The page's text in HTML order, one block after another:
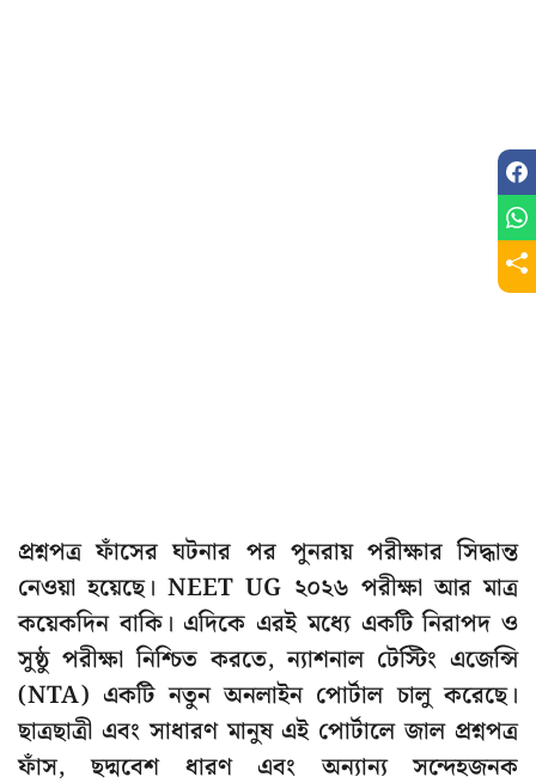
প্রশ্নপত্র ফাঁসের ঘটনার পর পুনরায় পরীক্ষার সিদ্ধান্ত
নেওয়া হয়েছে। NEET UG ২০২৬ পরীক্ষা আর মাত্র
কয়েকদিন বাকি। এদিকে এরই মধ্যে একটি নিরাপদ ও
সুষ্ঠু পরীক্ষা নিশ্চিত করতে, ন্যাশনাল টেস্টিং এজেন্সি
(NTA) একটি নতুন অনলাইন পোর্টাল চালু করেছে।
ছাত্রছাত্রী এবং সাধারণ মানুষ এই পোর্টালে জাল প্রশ্নপত্র
ফাঁস, ছদ্মবেশ ধারণ এবং অন্যান্য সন্দেহজনক